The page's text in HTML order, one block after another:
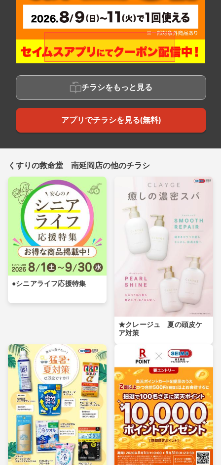
チラシをもっと見る
アプリでチラシを見る(無料)
くすりの救命堂 南延岡店の他のチラシ
●シニアライフ応援特集
★クレージュ 夏の頭皮ケ
ア対策